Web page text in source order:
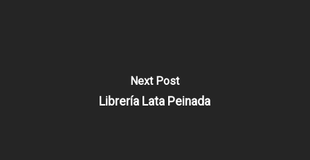
Next Post
Librería Lata Peinada